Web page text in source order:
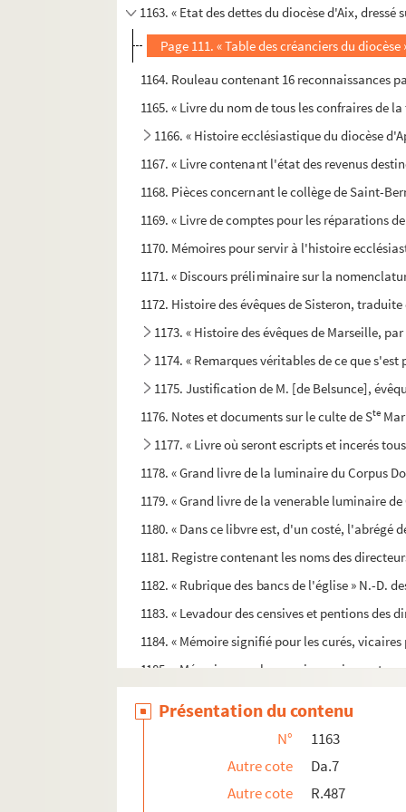
1163. « Etat des dettes du diocèse d'Aix,
Page 111. « Table des créanciers du
1164. Rouleau contenant 16 reconnaissances
1165. « Livre du nom de tous les confraires de
1166. « Histoire ecclésiastique du diocèse
1167. « Livre contenant l'état des revenus
1168. Pièces concernant le collège de Saint-
1169. « Livre de comptes pour les réparations
1170. Mémoires pour servir à l'histoire
1171. « Discours préliminaire sur la
1172. Histoire des évêques de Sisteron,
1173. « Histoire des évêques de Marseille,
1174. « Remarques véritables de ce que
1175. Justification de M. [de Belsunce],
1176. Notes et documents sur le culte de Ste
1177. « Livre où seront escripts et incerés
1178. « Grand livre de la luminaire du Corpus
1179. « Grand livre de la venerable luminaire
1180. « Dans ce libvre est, d'un costé,
1181. Registre contenant les noms des
1182. « Rubrique des bancs de l'église » N.-D.
1183. « Levadour des censives et pentions
1184. « Mémoire signifié pour les curés,
1185. « Mémoire pour les ouvriers, prieurs et
1187. « Livre pour les contrats, acquits et
Présentation du contenu
N°
1163
Autre cote
Da.7
Autre cote
R.487